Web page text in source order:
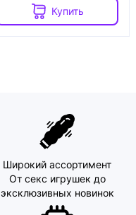
Купить
Широкий ассортимент
От секс игрушек до
эксклюзивных новинок